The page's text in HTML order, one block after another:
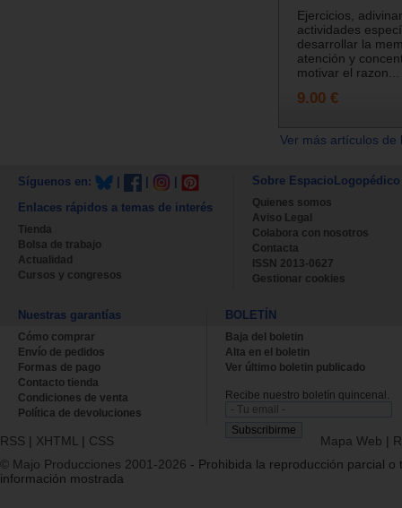
Ejercicios,
actividades
desarrollar la
atención y
motivar el razon...
9.00 €
Ver más artículos
Síguenos en:
Enlaces rápidos a temas de interés
Tienda
Bolsa de trabajo
Actualidad
Cursos y congresos
Sobre EspacioLogopédico
Quienes somos
Aviso Legal
Colabora con nosotros
Contacta
ISSN 2013-0627
Gestionar cookies
Nuestras garantías
Cómo comprar
Envío de pedidos
Formas de pago
Contacto tienda
Condiciones de venta
Política de devoluciones
BOLETÍN
Baja del boletin
Alta en el boletin
Ver último boletin publicado
Recibe nuestro boletín quincenal.
RSS | XHTML | CSS Mapa Web |
© Majo Producciones 2001-2026 - Prohibida la reproducción parcial o
información mostrada